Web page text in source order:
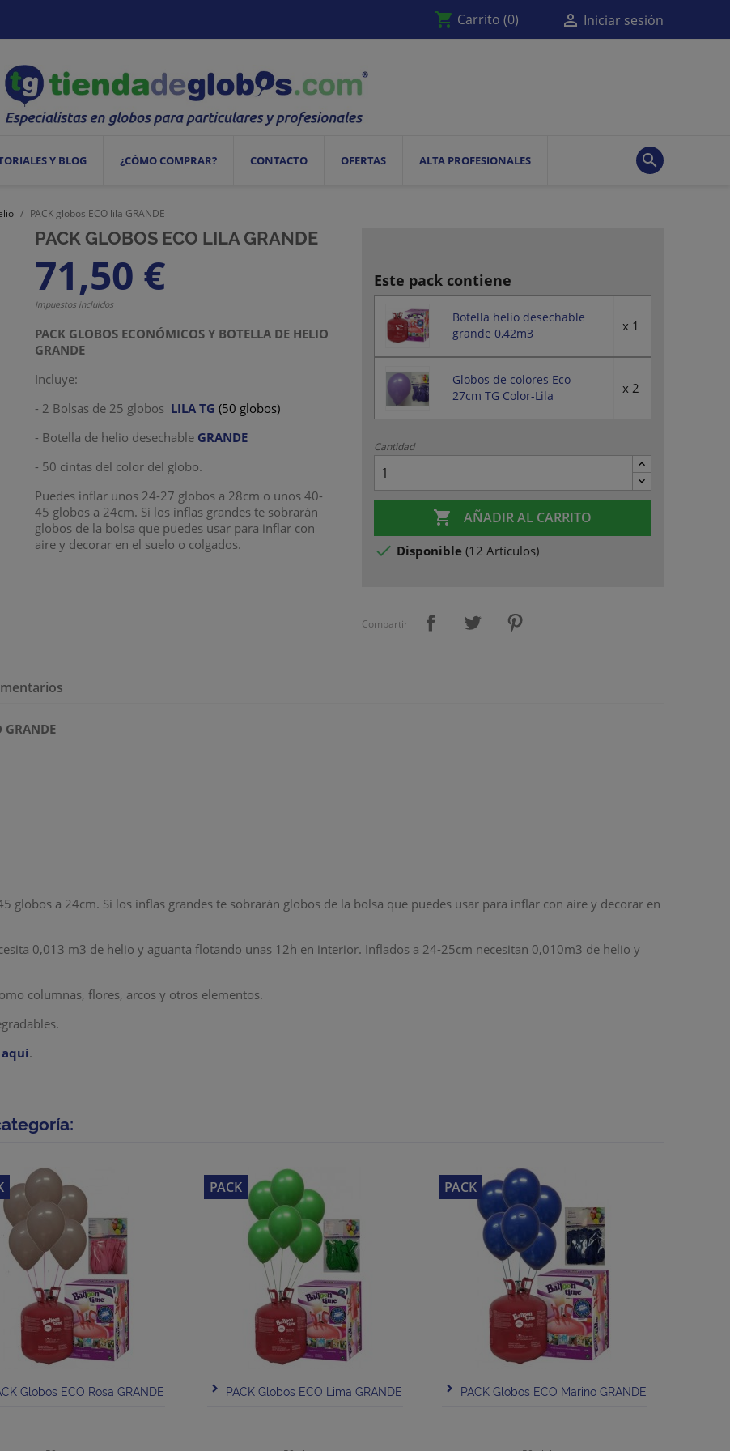
shopping_cart Carrito (0)  Iniciar sesión
Y BLOG ¿CÓMO COMPRAR? CONTACTO OFERTAS ALTA PROFESIONALES 
PACK globos ECO lila GRANDE
PACK GLOBOS ECO LILA GRANDE
71,50 €
Impuestos incluidos
PACK GLOBOS ECONÓMICOS Y BOTELLA DE HELIO
GRANDE
Incluye:
- 2 Bolsas de 25 globos LILA TG(50 globos)
- Botella de helio desechable GRANDE
- 50 cintas del color del globo.
Puedes inflar unos 24-27 globos a 28cm o unos 40-
45 globos a 24cm. Si los inflas grandes te sobrarán
globos de la bolsa que puedes usar para inflar con
aire y decorar en el suelo o colgados.
Este pack contiene
Botella helio desechable
grande 0,42m3
x 1
Globos de colores Eco
27cm TG Color-Lila
x 2
Cantidad
 AÑADIR AL CARRITO
 Disponible (12 Artículos)
Compartir
GRANDE
globos a 24cm. Si los inflas grandes te sobrarán globos de la bolsa que puedes usar para inflar con aire y decorar en
0,013 m3 de helio y aguanta flotando unas 12h en interior. Inflados a 24-25cm necesitan 0,010m3 de helio y
columnas, flores, arcos y otros elementos.
aquí.
Globos ECO Rosa GRANDE PACK Globos ECO Lima GRANDE
PACK
PACK Globos ECO Marino GRANDE
PACK